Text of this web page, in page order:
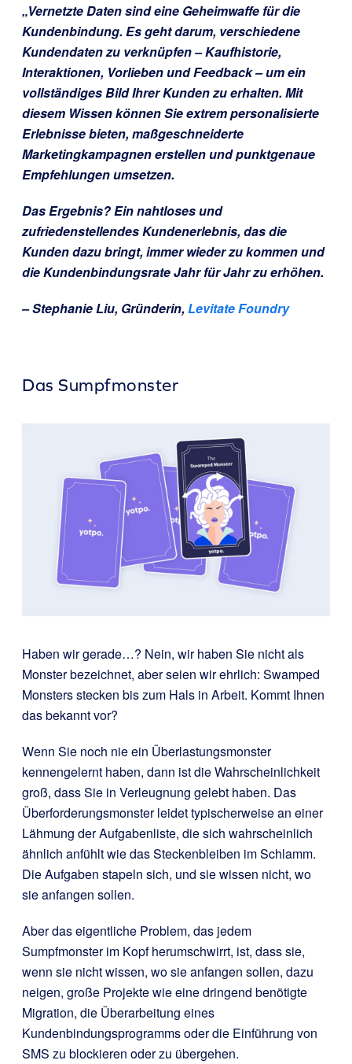
„Vernetzte Daten sind eine Geheimwaffe für die
Kundenbindung. Es geht darum, verschiedene
Kundendaten zu verknüpfen – Kaufhistorie,
Interaktionen, Vorlieben und Feedback – um ein
vollständiges Bild Ihrer Kunden zu erhalten. Mit
diesem Wissen können Sie extrem personalisierte
Erlebnisse bieten, maßgeschneiderte
Marketingkampagnen erstellen und punktgenaue
Empfehlungen umsetzen.
Das Ergebnis? Ein nahtloses und
zufriedenstellendes Kundenerlebnis, das die
Kunden dazu bringt, immer wieder zu kommen und
die Kundenbindungsrate Jahr für Jahr zu erhöhen.
– Stephanie Liu, Gründerin,Levitate Foundry
Das Sumpfmonster
Haben wir gerade…? Nein, wir haben Sie nicht als
Monster bezeichnet, aber seien wir ehrlich: Swamped
Monsters stecken bis zum Hals in Arbeit. Kommt Ihnen
das bekannt vor?
Wenn Sie noch nie ein Überlastungsmonster
kennengelernt haben, dann ist die Wahrscheinlichkeit
groß, dass Sie in Verleugnung gelebt haben. Das
Überforderungsmonster leidet typischerweise an einer
Lähmung der Aufgabenliste, die sich wahrscheinlich
ähnlich anfühlt wie das Steckenbleiben im Schlamm.
Die Aufgaben stapeln sich, und sie wissen nicht, wo
sie anfangen sollen.
Aber das eigentliche Problem, das jedem
Sumpfmonster im Kopf herumschwirrt, ist, dass sie,
wenn sie nicht wissen, wo sie anfangen sollen, dazu
neigen, große Projekte wie eine dringend benötigte
Migration, die Überarbeitung eines
Kundenbindungsprogramms oder die Einführung von
SMS zu blockieren oder zu übergehen.